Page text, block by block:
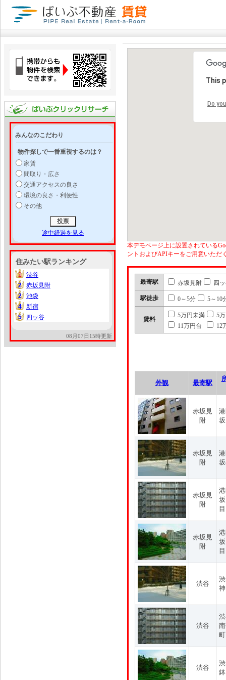
みんなのこだわり
物件探しで一番重視するのは？
家賃
間取り・広さ
交通アクセスの良さ
環境の良さ・利便性
その他
途中経過を見る
住みたい駅ランキング
1
1
渋谷
2
2
赤坂見附
2
2
池袋
4
4
新宿
5
5 四ッ谷
08月07日15時更新
This
Do
本デモページ上に設置されている
ントおよびAPIキーをご用意いただ
最寄駅 赤坂見附 四
駅徒歩 0～5分 5～10
賃料
5万円未満
5
11万円台
12
外観 最寄駅
赤坂見
附
赤坂見
附
赤坂見
附
目
赤坂見
附
目
渋谷
渋谷
渋谷